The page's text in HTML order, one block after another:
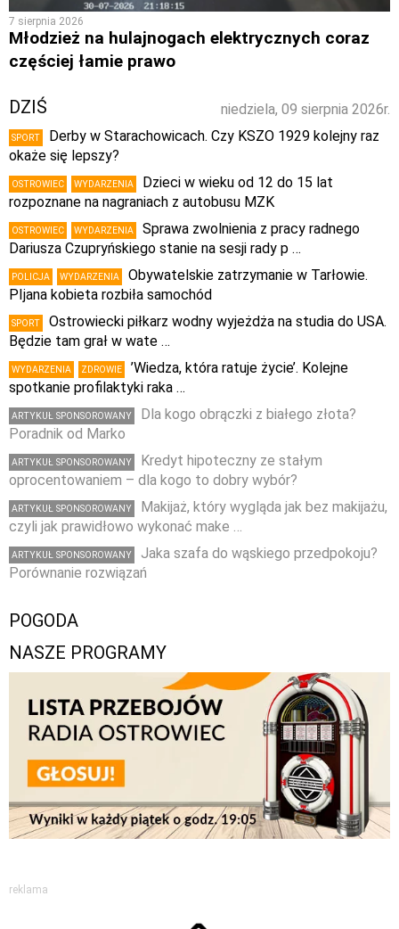
7 sierpnia 2026
Młodzież na hulajnogach elektrycznych coraz
częściej łamie prawo
niedziela, 09 sierpnia 2026r.
DZIŚ
SPORT
Derby w Starachowicach. Czy KSZO 1929 kolejny raz
okaże się lepszy?
OSTROWIEC WYDARZENIA
Dzieci w wieku od 12 do 15 lat
rozpoznane na nagraniach z autobusu MZK
OSTROWIEC WYDARZENIA
Sprawa zwolnienia z pracy radnego
Dariusza Czupryńskiego stanie na sesji rady p …
POLICJA WYDARZENIA
Obywatelskie zatrzymanie w Tarłowie.
PIjana kobieta rozbiła samochód
SPORT
Ostrowiecki piłkarz wodny wyjeżdża na studia do USA.
Będzie tam grał w wate …
WYDARZENIA ZDROWIE
’Wiedza, która ratuje życie’. Kolejne
spotkanie profilaktyki raka …
ARTYKUŁ SPONSOROWANY
Dla kogo obrączki z białego złota?
Poradnik od Marko
ARTYKUŁ SPONSOROWANY
Kredyt hipoteczny ze stałym
oprocentowaniem – dla kogo to dobry wybór?
ARTYKUŁ SPONSOROWANY
Makijaż, który wygląda jak bez makijażu,
czyli jak prawidłowo wykonać make …
ARTYKUŁ SPONSOROWANY
Jaka szafa do wąskiego przedpokoju?
Porównanie rozwiązań
POGODA
NASZE PROGRAMY
reklama